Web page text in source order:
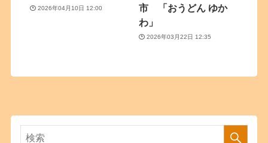
2026年04月10日 12:00
市 「おうどん ゆか
わ」
2026年03月22日 12:35